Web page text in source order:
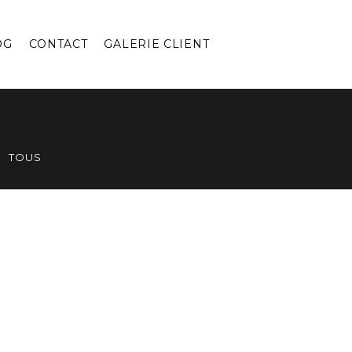
CONTACT GALERIE CLIENT
TOUS